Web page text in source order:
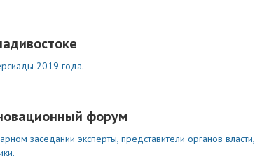
2019 года.
форум
заседании эксперты, представители органов власти,